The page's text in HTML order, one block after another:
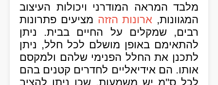
מלבד המראה המודרני ויכולות העיצוב
המגוונות, ארונות הזזה מציעים פתרונות
רבים, שמקלים על החיים בבית. ניתן
להתאימם באופן מושלם לכל חלל, ניתן
לתכנן את החלל הפנימי שלהם ולמקסם
אותו. הם אידיאליים לחדרים קטנים בהם
לכל ס"מ יש משמעות, שכן ניתן להציב